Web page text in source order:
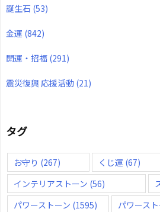
誕生石 (53)
金運 (842)
開運・招福 (291)
震災復興 応援活動 (21)
タグ
お守り (267) くじ運 (67)
インテリアストーン (56)
パワーストーン (1595) パワース